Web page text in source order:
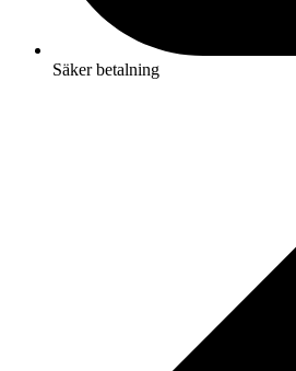
Säker betalning